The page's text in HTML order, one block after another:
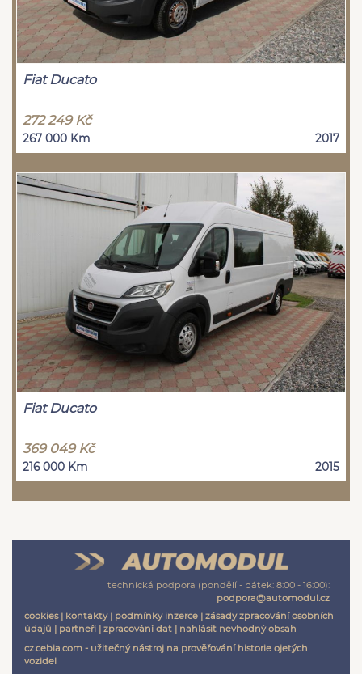
Fiat Ducato
272 249 Kč
267 000 Km 2017
Fiat Ducato
369 049 Kč
216 000 Km 2015
technická podpora (pondělí - pátek: 8:00 - 16:00):
podpora@automodul.cz
cookies| kontakty| podmínky inzerce | zásady zpracování osobních
údajů | partneři | zpracování dat | nahlásit nevhodný obsah
cz.cebia.com - užitečný nástroj na prověřování historie ojetých
vozidel